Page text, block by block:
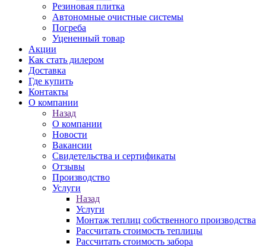
Резиновая плитка
Автономные очистные системы
Погреба
Уцененный товар
Акции
Как стать дилером
Доставка
Где купить
Контакты
О компании
Назад
О компании
Новости
Вакансии
Свидетельства и сертификаты
Отзывы
Производство
Услуги
Назад
Услуги
Монтаж теплиц собственного производства
Рассчитать стоимость теплицы
Рассчитать стоимость забора